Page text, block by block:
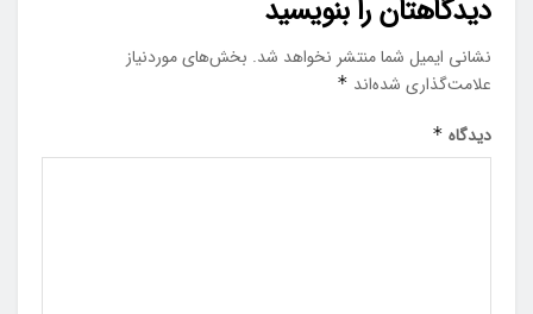
دیدگاهتان را بنویسید
نشانی ایمیل شما منتشر نخواهد شد. بخش‌های موردنیاز
علامت‌گذاری شده‌اند *
دیدگاه *